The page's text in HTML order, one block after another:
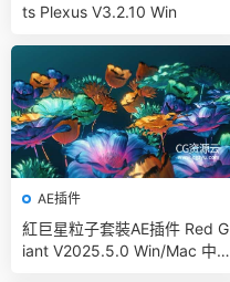
ts Plexus V3.2.10 Win
AE插件
紅巨星粒子套裝AE插件 Red G
iant V2025.5.0 Win/Mac 中